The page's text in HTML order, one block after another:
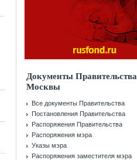
Документы Правительства
Москвы
Все документы Правительства
Постановления Правительства
Распоряжения Правительства
Распоряжения мэра
Указы мэра
Распоряжения заместителя мэра